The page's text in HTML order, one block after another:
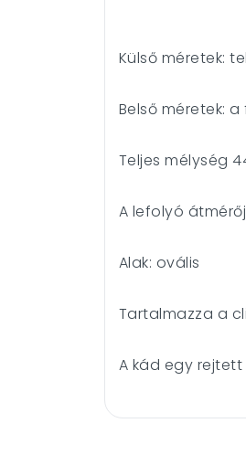
Külső méretek:
Belső méretek:
Teljes mélység
A lefolyó
Alak: ovális
Tartalmazza a
A kád egy